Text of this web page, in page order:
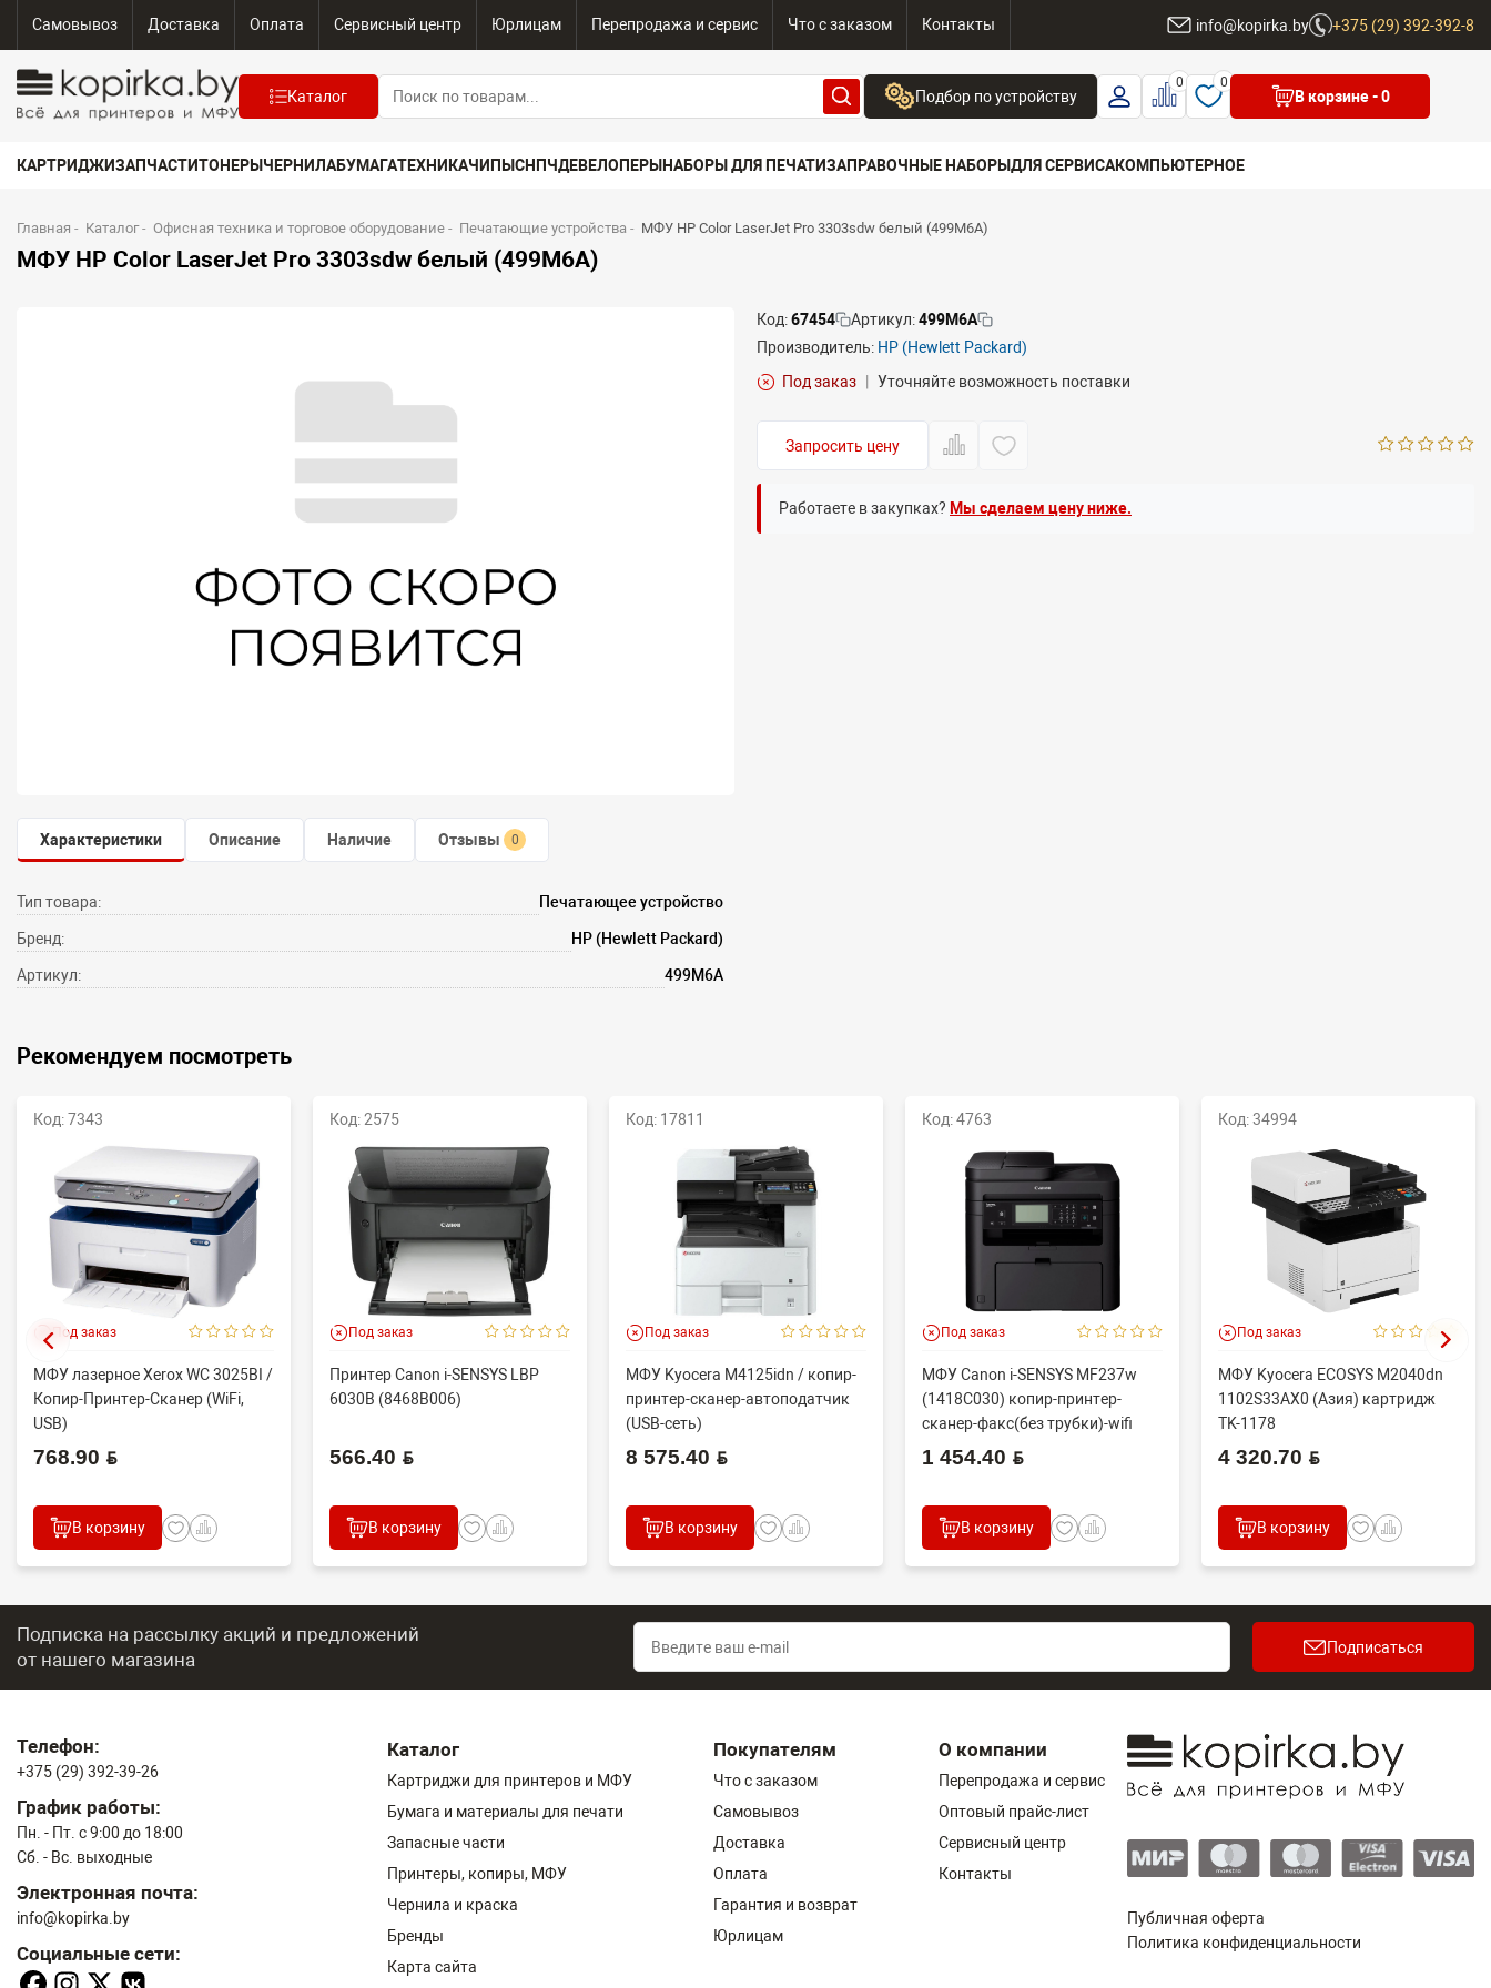
Самовывоз Доставка Оплата Сервисный центр Юрлицам Перепродажа и сервис Что с заказом Контакты info@kopirka.by +375 (29) 392-392-8
Каталог Подбор по устройству
Выберите бренд
Сначала выберите бренд
0 0
В корзине- 0
КАРТРИДЖИЗАПЧАСТИТОНЕРЫ ЧЕРНИЛАБУМАГАТЕХНИКАЧИПЫСНПЧДЕВЕЛОПЕРЫ НАБОРЫ ДЛЯ ПЕЧАТИЗАПРАВОЧНЫЕ НАБОРЫДЛЯ СЕРВИСАКОМПЬЮТЕРНОЕ
Главная - Каталог - Офисная техника и торговое оборудование - Печатающие устройства - МФУ HP Color LaserJet Pro 3303sdw белый (499M6A)
МФУ HP Color LaserJet Pro 3303sdw белый (499M6A)
Характеристики Описание Наличие Отзывы 0
Тип товара: Печатающее устройство
Бренд: HP (Hewlett Packard)
Артикул: 499M6A
Код:67454 Артикул:499M6A
Производитель: HP (Hewlett Packard)
Под заказ
Уточняйте возможность поставки
Запросить цену
Работаете в закупках? Мы сделаем цену ниже.
Рекомендуем посмотреть
Код: 7343
Под заказ
МФУ лазерное Xerox WC 3025BI /
Копир-Принтер-Сканер (WiFi,
USB)
768.90 BYN
В корзину
Код: 2575
Под заказ
Принтер Canon i-SENSYS LBP
6030B (8468B006)
566.40 BYN
В корзину
Код: 17811
Под заказ
МФУ Kyocera M4125idn / копир-
принтер-сканер-автоподатчик
(USB-сеть)
8 575.40 BYN
В корзину
Код: 4763
Под заказ
МФУ Canon i-SENSYS MF237w
(1418C030) копир-принтер-
сканер-факс(без трубки)-wifi
1 454.40 BYN
В корзину
Код: 34994
Под заказ
МФУ Kyocera ECOSYS M2040dn
1102S33AX0 (Азия) картридж
TK-1178
4 320.70 BYN
В корзину
Подписка на рассылку акций и предложений
от нашего магазина
Подписаться
Телефон:
+375 (29) 392-39-26
График работы:
Пн. - Пт. с 9:00 до 18:00
Сб. - Вс. выходные
Электронная почта:
info@kopirka.by
Социальные сети:
Каталог
Картриджи для принтеров и МФУ
Бумага и материалы для печати
Запасные части
Принтеры, копиры, МФУ
Чернила и краска
Бренды
Карта сайта
Покупателям
Что с заказом
Самовывоз
Доставка
Оплата
Гарантия и возврат
Юрлицам
О компании
Перепродажа и сервис
Оптовый прайс-лист
Сервисный центр
Контакты
Публичная оферта
Политика конфиденциальности